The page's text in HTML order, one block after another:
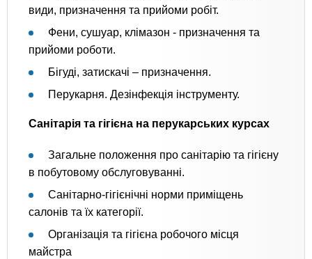
види, призначення та прийоми робіт.
Фени, сушуар, клімазон - призначення та
прийоми роботи.
Бігуді, затискачі – призначення.
Перукарня. Дезінфекція інструменту.
Санітарія та гігієна на перукарських курсах
Загальне положення про санітарію та гігієну
в побутовому обслуговуванні.
Санітарно-гігієнічні норми приміщень
салонів та їх категорії.
Організація та гігієна робочого місця
майстра